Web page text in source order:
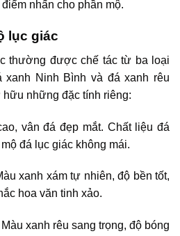
nhấn cho phần mộ.
lục giác
thường được chế tác từ ba loại
xanh Ninh Bình và đá xanh rêu
những đặc tính riêng:
vân đá đẹp mắt. Chất liệu đá
đá lục giác không mái.
xanh xám tự nhiên, độ bền tốt,
hoa văn tinh xảo.
xanh rêu sang trọng, độ bóng